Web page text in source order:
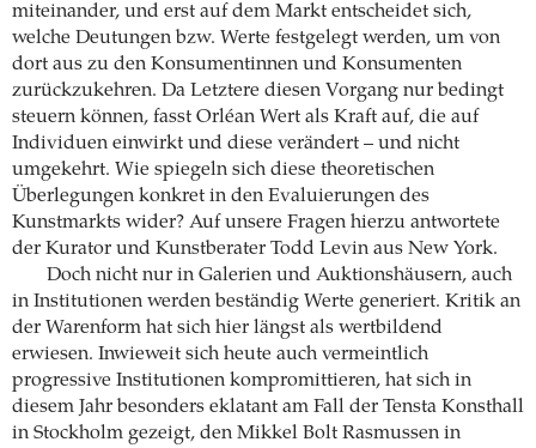
miteinander, und erst auf dem Markt entscheidet sich,
welche Deutungen bzw. Werte festgelegt werden, um von
dort aus zu den Konsumentinnen und Konsumenten
zurückzukehren. Da Letztere diesen Vorgang nur bedingt
steuern können, fasst Orléan Wert als Kraft auf, die auf
Individuen einwirkt und diese verändert – und nicht
umgekehrt. Wie spiegeln sich diese theoretischen
Überlegungen konkret in den Evaluierungen des
Kunstmarkts wider? Auf unsere Fragen hierzu antwortete
der Kurator und Kunstberater Todd Levin aus New York.
Doch nicht nur in Galerien und Auktionshäusern, auch
in Institutionen werden beständig Werte generiert. Kritik an
der Warenform hat sich hier längst als wertbildend
erwiesen. Inwieweit sich heute auch vermeintlich
progressive Institutionen kompromittieren, hat sich in
diesem Jahr besonders eklatant am Fall der Tensta Konsthall
in Stockholm gezeigt, den Mikkel Bolt Rasmussen in